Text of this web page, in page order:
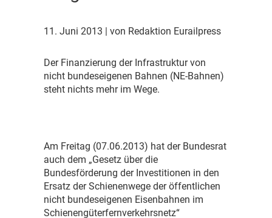
11. Juni 2013 | von Redaktion Eurailpress
Der Finanzierung der Infrastruktur von
nicht bundeseigenen Bahnen (NE-Bahnen)
steht nichts mehr im Wege.
Am Freitag (07.06.2013) hat der Bundesrat
auch dem „Gesetz über die
Bundesförderung der Investitionen in den
Ersatz der Schienenwege der öffentlichen
nicht bundeseigenen Eisenbahnen im
Schienengüterfernverkehrsnetz“